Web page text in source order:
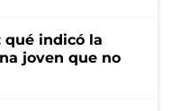
qué indicó la
joven que no